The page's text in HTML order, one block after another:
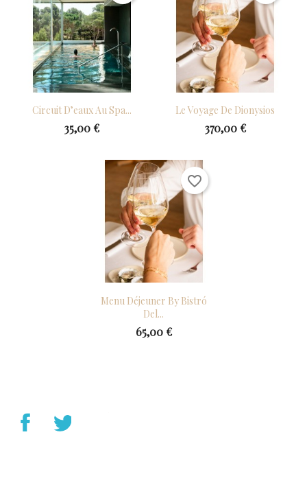
Circuit D’eaux Au Spa...
35,00 €
Le Voyage De Dionysios
370,00 €
Menu Déjeuner By Bistró
Del...
65,00 €
favorite_border